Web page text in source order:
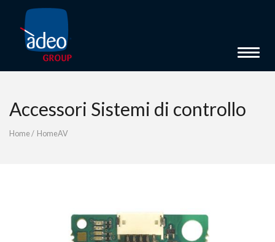
Toggle
Accessori Sistemi di controllo
Home/ HomeAV